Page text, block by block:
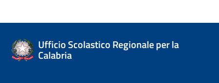
Ufficio Scolastico Regionale per la
Calabria